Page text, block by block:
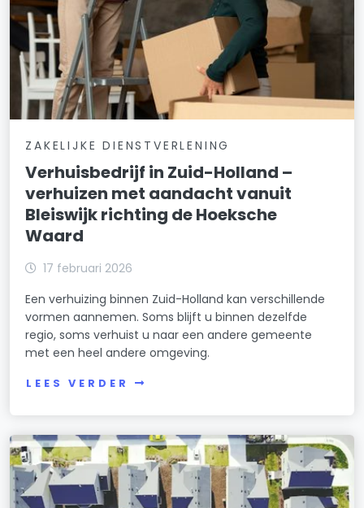
ZAKELIJKE DIENSTVERLENING
Verhuisbedrijf in Zuid-Holland –
verhuizen met aandacht vanuit
Bleiswijk richting de Hoeksche
Waard
17 februari 2026
Een verhuizing binnen Zuid-Holland kan verschillende
vormen aannemen. Soms blijft u binnen dezelfde
regio, soms verhuist u naar een andere gemeente
met een heel andere omgeving.
LEES VERDER